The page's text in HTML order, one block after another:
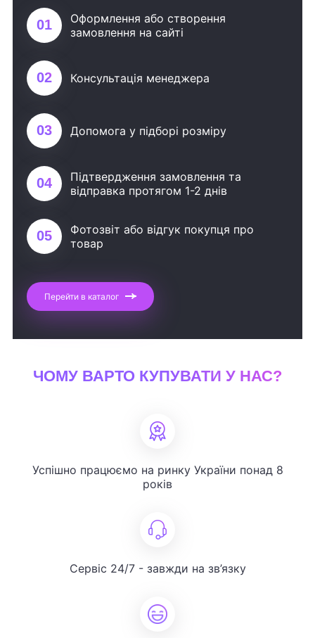
01
Оформлення або створення
замовлення на сайті
02 Консультація менеджера
03 Допомога у підборі розміру
04
Підтвердження замовлення та
відправка протягом 1-2 днів
05
Фотозвіт або відгук покупця про
товар
Перейти в каталог
ЧОМУ ВАРТО КУПУВАТИ У НАС?
Успішно працюємо на ринку України понад 8
років
Сервіс 24/7 - завжди на зв’язку